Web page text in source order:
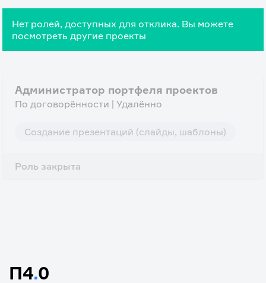
Нет ролей, доступных для отклика. Вы можете
посмотреть другие проекты
Администратор портфеля проектов
По договорённости | Удалённо
Создание презентаций (слайды, шаблоны)
Роль закрыта
П4.0